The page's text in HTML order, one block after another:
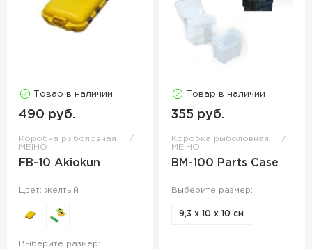
Товар в наличии
490 руб.
Коробка рыболовная
MEIHO
FB-10 Akiokun
Цвет: желтый
Выберите размер:
Товар в наличии
355 руб.
Коробка рыболовная
MEIHO
BM-100 Parts Case
Выберите размер:
9,3 х 10 х 10 см